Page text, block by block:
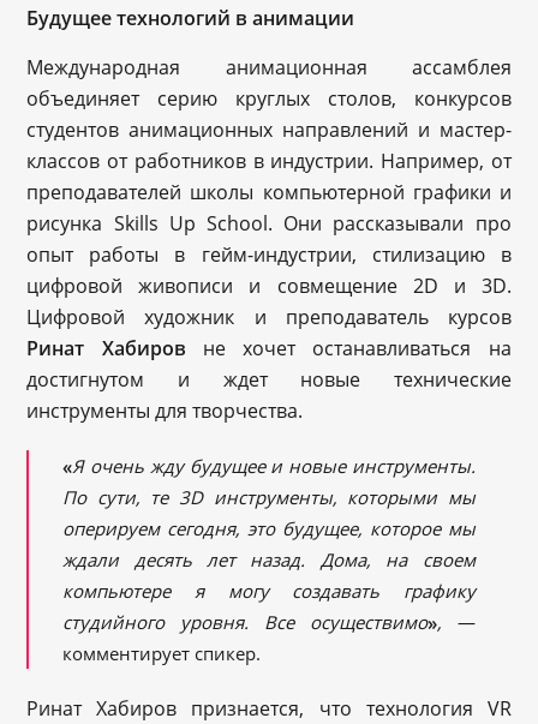
Будущее технологий в анимации
Международная анимационная ассамблея
объединяет серию круглых столов, конкурсов
студентов анимационных направлений и мастер-
классов от работников в индустрии. Например, от
преподавателей школы компьютерной графики и
рисунка Skills Up School. Они рассказывали про
опыт работы в гейм-индустрии, стилизацию в
цифровой живописи и совмещение 2D и 3D.
Цифровой художник и преподаватель курсов
Ринат Хабиров не хочет останавливаться на
достигнутом и ждет новые технические
инструменты для творчества.
«Я очень жду будущее и новые инструменты.
По сути, те 3D инструменты, которыми мы
оперируем сегодня, это будущее, которое мы
ждали десять лет назад. Дома, на своем
компьютере я могу создавать графику
студийного уровня. Все осуществимо», —
комментирует спикер.
Ринат Хабиров признается, что технология VR